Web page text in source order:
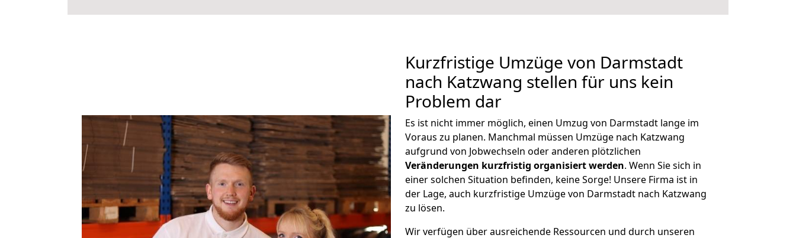
Kurzfristige Umzüge von Darmstadt
nach Katzwang stellen für uns kein
Problem dar
Es ist nicht immer möglich, einen Umzug von Darmstadt lange im
Voraus zu planen. Manchmal müssen Umzüge nach Katzwang
aufgrund von Jobwechseln oder anderen plötzlichen
Veränderungen kurzfristig organisiert werden. Wenn Sie sich in
einer solchen Situation befinden, keine Sorge! Unsere Firma ist in
der Lage, auch kurzfristige Umzüge von Darmstadt nach Katzwang
zu lösen.
Wir verfügen über ausreichende Ressourcen und durch unseren